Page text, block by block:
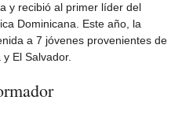
y recibió al primer líder del
Dominicana. Este año, la
a 7 jóvenes provenientes de
El Salvador.